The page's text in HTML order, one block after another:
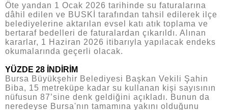
Öte yandan 1 Ocak 2026 tarihinde su faturalarına
dâhil edilen ve BUSKİ tarafından tahsil edilerek ilçe
belediyelerine aktarılan evsel katı atık toplama ve
bertaraf bedelleri de faturalardan çıkarıldı. Alınan
kararlar, 1 Haziran 2026 itibarıyla yapılacak endeks
okumalarında geçerli olacak.
YÜZDE 28 İNDİRİM
Bursa Büyükşehir Belediyesi Başkan Vekili Şahin
Biba, 15 metreküpe kadar su kullanan kişi sayısının
nüfusun 87’sine denk geldiğini açıkladı. Bunun da
neredeyse Bursa'nın tamamına yakını olduğunu